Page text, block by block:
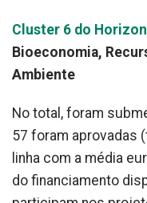
Cluster 6 do
Bioeconomia,
Ambiente
No total, foram
57 foram aprovadas
linha com a média
do financiamento